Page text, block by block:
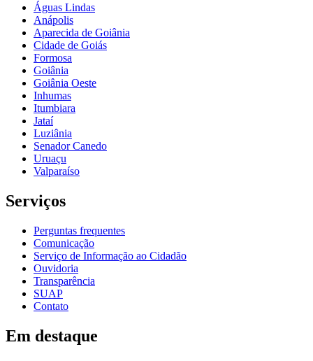
Águas Lindas
Anápolis
Aparecida de Goiânia
Cidade de Goiás
Formosa
Goiânia
Goiânia Oeste
Inhumas
Itumbiara
Jataí
Luziânia
Senador Canedo
Uruaçu
Valparaíso
Serviços
Perguntas frequentes
Comunicação
Serviço de Informação ao Cidadão
Ouvidoria
Transparência
SUAP
Contato
Em destaque